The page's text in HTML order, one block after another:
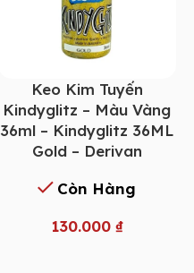
Keo Kim Tuyến
Kindyglitz – Màu Vàng
36ml – Kindyglitz 36ML
Gold – Derivan
Còn Hàng
130.000 ₫